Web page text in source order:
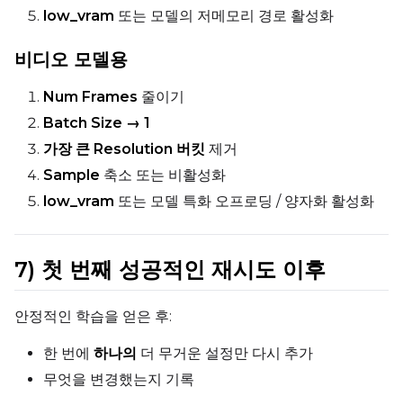
low_vram 또는 모델의 저메모리 경로 활성화
비디오 모델용
Num Frames 줄이기
Batch Size → 1
가장 큰 Resolution 버킷 제거
Sample 축소 또는 비활성화
low_vram 또는 모델 특화 오프로딩 / 양자화 활성화
7) 첫 번째 성공적인 재시도 이후
안정적인 학습을 얻은 후:
한 번에 하나의 더 무거운 설정만 다시 추가
무엇을 변경했는지 기록